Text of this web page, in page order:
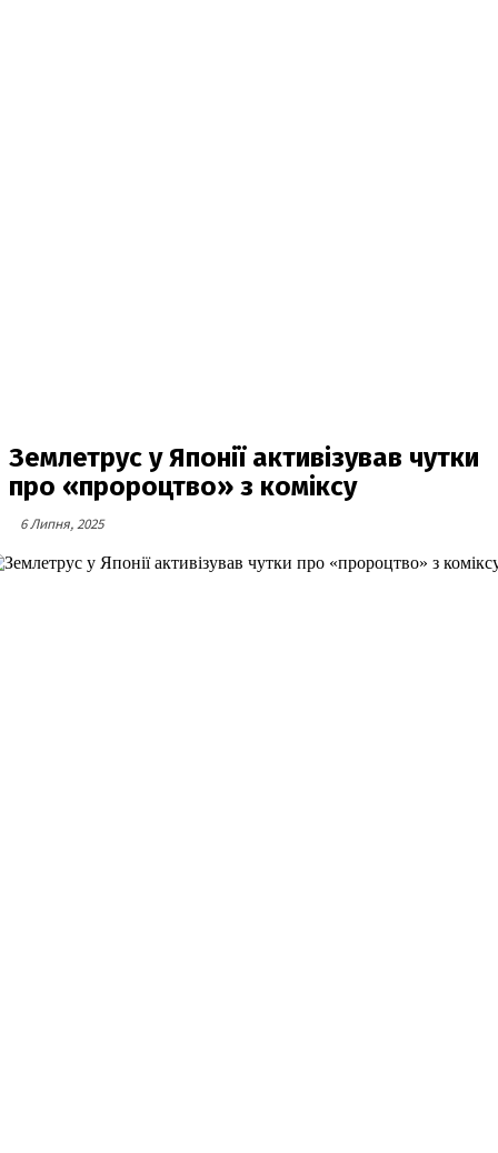
Землетрус у Японії активізував чутки
про «пророцтво» з коміксу
6 Липня, 2025